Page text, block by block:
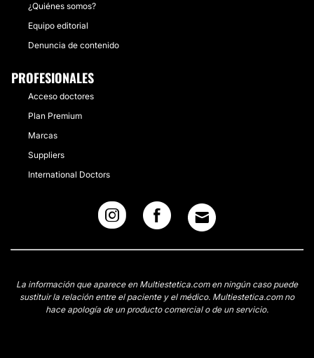
¿Quiénes somos?
Equipo editorial
Denuncia de contenido
PROFESIONALES
Acceso doctores
Plan Premium
Marcas
Suppliers
International Doctors
La información que aparece en Multiestetica.com en ningún caso puede
sustituir la relación entre el paciente y el médico. Multiestetica.com no
hace apología de un producto comercial o de un servicio.